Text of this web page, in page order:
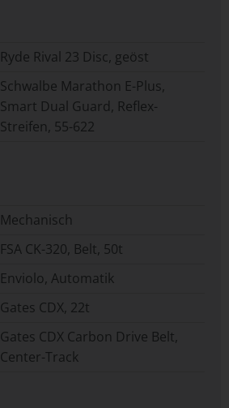
Ryde Rival 23 Disc, geöst
Schwalbe Marathon E-Plus,
Smart Dual Guard, Reflex-
Streifen, 55-622
Mechanisch
FSA CK-320, Belt, 50t
Enviolo, Automatik
Gates CDX, 22t
Gates CDX Carbon Drive Belt,
Center-Track